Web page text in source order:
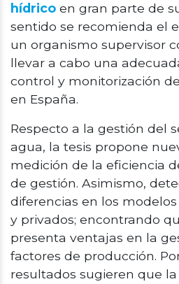
hídrico en gran parte de
sentido se recomienda el
un organismo supervisor
llevar a cabo una
control y monitorización
en España.
Respecto a la gestión del
agua, la tesis propone
medición de la eficiencia
de gestión. Asimismo,
diferencias en los
y privados; encontrando
presenta ventajas en la
factores de producción.
resultados sugieren que